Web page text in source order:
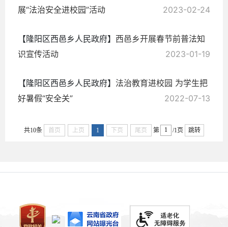
展“法治安全进校园”活动
2023-02-24
【隆阳区西邑乡人民政府】 西邑乡开展春节前普法知
识宣传活动
2023-01-19
【隆阳区西邑乡人民政府】 法治教育进校园 为学生把
好暑假“安全关”
2022-07-13
共10条 首页 上页 1 下页 尾页 第 /1页 跳转